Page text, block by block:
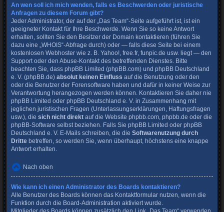
An wen soll ich mich wenden, falls es Beschwerden oder juristische
Anfragen zu diesem Forum gibt?
Jeder Administrator, der auf der „Das Team“-Seite aufgeführt ist, ist ein
geeigneter Kontakt für Ihre Beschwerde. Wenn Sie so keine Antwort
erhalten, sollten Sie den Besitzer der Domain kontaktieren (führen Sie
dazu eine „WHOIS“-Abfrage durch) oder — falls diese Seite bei einem
kostenlosen Webhoster wie z. B. Yahoo!, free.fr, funpic.de usw. liegt — den
Support oder den Abuse-Kontakt des betreffenden Dienstes. Bitte
beachten Sie, dass phpBB Limited (phpBB.com) und phpBB Deutschland
e. V. (phpBB.de) absolut keinen Einfluss auf die Benutzung oder den
oder die Benutzer der Forensoftware haben und dafür in keiner Weise zur
Verantwortung herangezogen werden können. Kontaktieren Sie daher nie
phpBB Limited oder phpBB Deutschland e. V. in Zusammenhang mit
jeglichen juristischen Fragen (Unterlassungserklärungen, Haftungsfragen
usw.), die sich nicht direkt auf die Website phpbb.com, phpbb.de oder die
phpBB-Software selbst beziehen. Falls Sie phpBB Limited oder phpBB
Deutschland e. V. E-Mails schreiben, die die Softwarenutzung durch
Dritte betreffen, so werden Sie, wenn überhaupt, höchstens eine knappe
Antwort erhalten.
Nach oben
Wie kann ich einen Administrator des Boards kontaktieren?
Alle Benutzer des Boards können das Kontaktformular nutzen, wenn die
Funktion durch die Board-Administration aktiviert wurde.